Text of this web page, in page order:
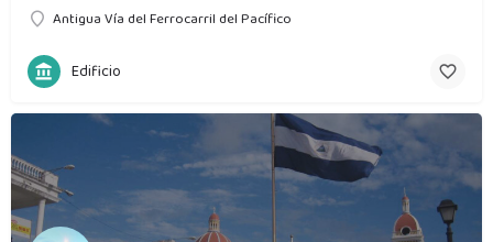
Antigua Vía del Ferrocarril del Pacífico
Edificio